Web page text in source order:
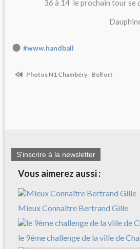
36 à 14 le prochain tour se
#www.handball
Photos N1 Chambéry - Belfort
S'inscrire à la newsletter
Vous aimerez aussi :
Mieux Connaître Bertrand Gille
le 9ème challenge de la ville de